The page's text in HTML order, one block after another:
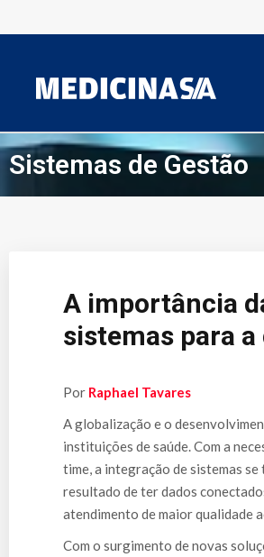
Sistemas de Gestão
A importância
sistemas para
Por Raphael Tavares
A globalização e o
instituições de saúde. Com a
time, a integração de sistemas
resultado de ter dados
atendimento de maior qualidade
Com o surgimento de novas